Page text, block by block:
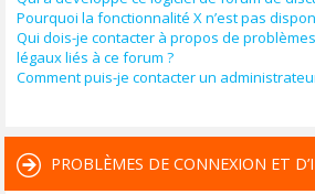
Pourquoi la fonctionnalité X n’est pas
Qui dois-je contacter à propos de problèmes
légaux liés à ce forum ?
Comment puis-je contacter un
PROBLÈMES DE CONNEXION ET